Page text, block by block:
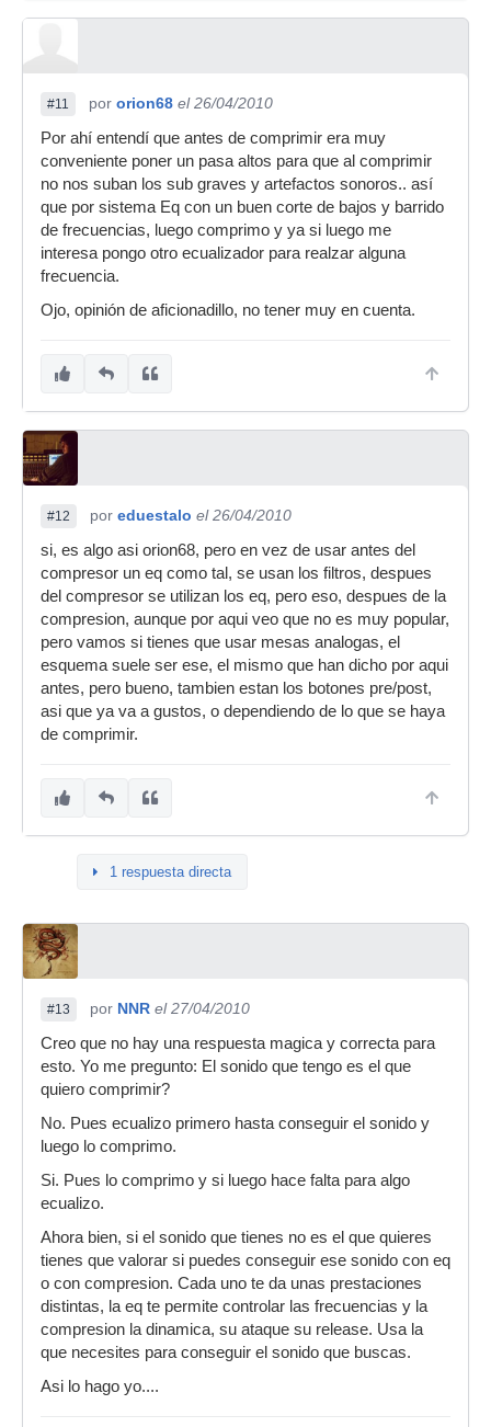
#11 por orion68 el 26/04/2010
Por ahí entendí que antes de comprimir era muy
conveniente poner un pasa altos para que al comprimir
no nos suban los sub graves y artefactos sonoros.. así
que por sistema Eq con un buen corte de bajos y barrido
de frecuencias, luego comprimo y ya si luego me
interesa pongo otro ecualizador para realzar alguna
frecuencia.
Ojo, opinión de aficionadillo, no tener muy en cuenta.
#12 por eduestalo el 26/04/2010
si, es algo asi orion68, pero en vez de usar antes del
compresor un eq como tal, se usan los filtros, despues
del compresor se utilizan los eq, pero eso, despues de la
compresion, aunque por aqui veo que no es muy popular,
pero vamos si tienes que usar mesas analogas, el
esquema suele ser ese, el mismo que han dicho por aqui
antes, pero bueno, tambien estan los botones pre/post,
asi que ya va a gustos, o dependiendo de lo que se haya
de comprimir.
1 respuesta directa
#13 por NNR el 27/04/2010
Creo que no hay una respuesta magica y correcta para
esto. Yo me pregunto: El sonido que tengo es el que
quiero comprimir?
No. Pues ecualizo primero hasta conseguir el sonido y
luego lo comprimo.
Si. Pues lo comprimo y si luego hace falta para algo
ecualizo.
Ahora bien, si el sonido que tienes no es el que quieres
tienes que valorar si puedes conseguir ese sonido con eq
o con compresion. Cada uno te da unas prestaciones
distintas, la eq te permite controlar las frecuencias y la
compresion la dinamica, su ataque su release. Usa la
que necesites para conseguir el sonido que buscas.
Asi lo hago yo....